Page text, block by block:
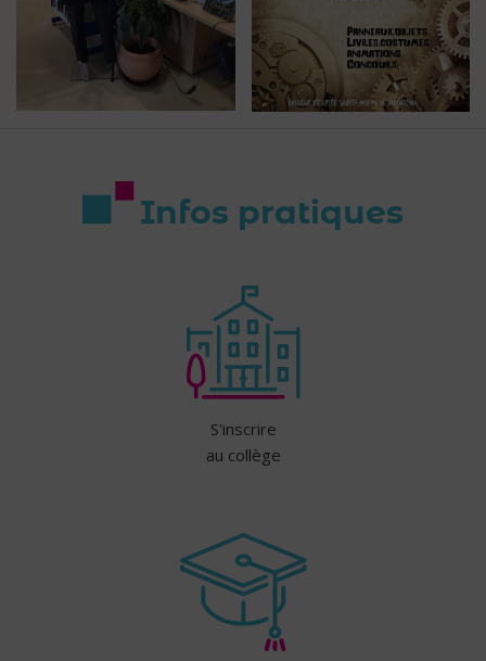
Infos pratiques
S'inscrire
au collège